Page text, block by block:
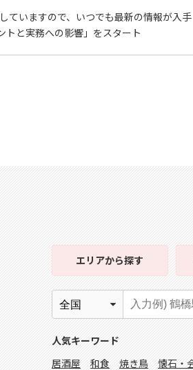
ていますので、いつでも最新の情報が入手
トと実務への影響」をスタート
エリアから探す
人気キーワード
居酒屋
和食 焼き鳥 懐石・